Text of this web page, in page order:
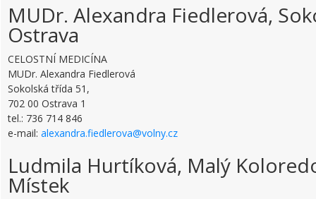
MUDr. Alexandra Fiedlerová,
Ostrava
CELOSTNÍ MEDICÍNA
MUDr. Alexandra Fiedlerová
Sokolská třída 51,
702 00 Ostrava 1
tel.: 736 714 846
e-mail: alexandra.fiedlerova@volny.cz
Ludmila Hurtíková, Malý
Místek